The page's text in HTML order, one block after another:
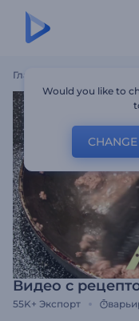
Главная
Видео с
55K+ Экспорт
Would you like to
CHANGE